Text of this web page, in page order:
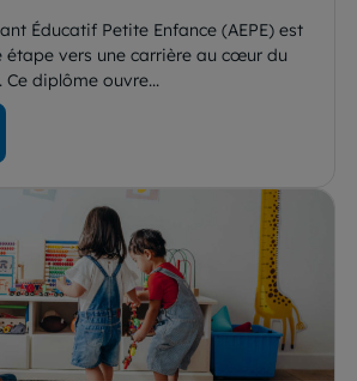
Éducatif Petite Enfance (AEPE) est
étape vers une carrière au cœur du
Ce diplôme ouvre...